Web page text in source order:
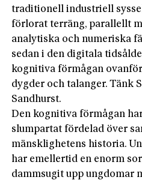
traditionell industriell
förlorat terräng, parallellt
analytiska och numeriska
sedan i den digitala
kognitiva förmågan
dygder och talanger. Tänk
Sandhurst.
Den kognitiva förmågan
slumpartat fördelad över
mänsklighetens historia.
har emellertid en enorm
dammsugit upp ungdomar